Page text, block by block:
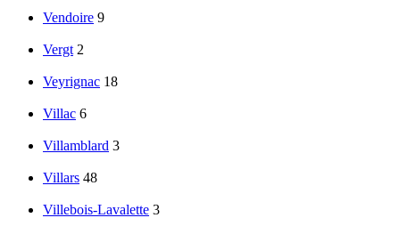
Vendoire 9
Vergt 2
Veyrignac 18
Villac 6
Villamblard 3
Villars 48
Villebois-Lavalette 3